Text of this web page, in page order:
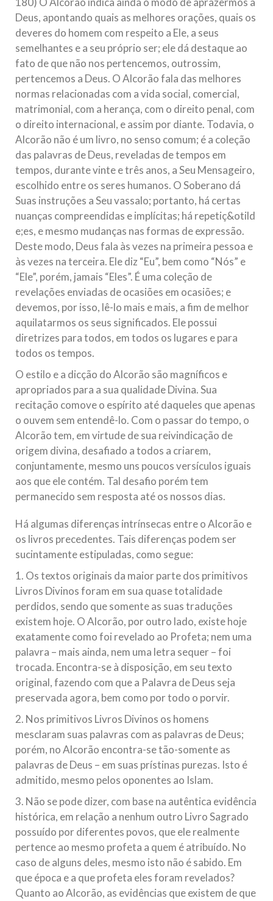
Deus, apontando quais as melhores orações, quais os
deveres do homem com respeito a Ele, a seus
semelhantes e a seu próprio ser; ele dá destaque ao
fato de que não nos pertencemos, outrossim,
pertencemos a Deus. O Alcorão fala das melhores
normas relacionadas com a vida social, comercial,
matrimonial, com a herança, com o direito penal, com
o direito internacional, e assim por diante. Todavia, o
Alcorão não é um livro, no senso comum; é a coleção
das palavras de Deus, reveladas de tempos em
tempos, durante vinte e três anos, a Seu Mensageiro,
escolhido entre os seres humanos. O Soberano dá
Suas instruções a Seu vassalo; portanto, há certas
nuanças compreendidas e implícitas; há repetiç&otild
e;es, e mesmo mudanças nas formas de expressão.
Deste modo, Deus fala às vezes na primeira pessoa e
às vezes na terceira. Ele diz “Eu”, bem como “Nós” e
“Ele”, porém, jamais “Eles”. É uma coleção de
revelações enviadas de ocasiões em ocasiões; e
devemos, por isso, lê-lo mais e mais, a fim de melhor
aquilatarmos os seus significados. Ele possui
diretrizes para todos, em todos os lugares e para
todos os tempos.
O estilo e a dicção do Alcorão são magníficos e
apropriados para a sua qualidade Divina. Sua
recitação comove o espírito até daqueles que apenas
o ouvem sem entendê-lo. Com o passar do tempo, o
Alcorão tem, em virtude de sua reivindicação de
origem divina, desafiado a todos a criarem,
conjuntamente, mesmo uns poucos versículos iguais
aos que ele contém. Tal desafio porém tem
permanecido sem resposta até os nossos dias.
Há algumas diferenças intrínsecas entre o Alcorão e
os livros precedentes. Tais diferenças podem ser
sucintamente estipuladas, como segue:
1. Os textos originais da maior parte dos primitivos
Livros Divinos foram em sua quase totalidade
perdidos, sendo que somente as suas traduções
existem hoje. O Alcorão, por outro lado, existe hoje
exatamente como foi revelado ao Profeta; nem uma
palavra – mais ainda, nem uma letra sequer – foi
trocada. Encontra-se à disposição, em seu texto
original, fazendo com que a Palavra de Deus seja
preservada agora, bem como por todo o porvir.
2. Nos primitivos Livros Divinos os homens
mesclaram suas palavras com as palavras de Deus;
porém, no Alcorão encontra-se tão-somente as
palavras de Deus – em suas prístinas purezas. Isto é
admitido, mesmo pelos oponentes ao Islam.
3. Não se pode dizer, com base na autêntica evidência
histórica, em relação a nenhum outro Livro Sagrado
possuído por diferentes povos, que ele realmente
pertence ao mesmo profeta a quem é atribuído. No
caso de alguns deles, mesmo isto não é sabido. Em
que época e a que profeta eles foram revelados?
Quanto ao Alcorão, as evidências que existem de que